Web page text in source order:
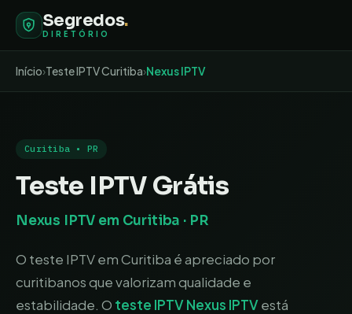
Segredos.
DIRETÓRIO
Início›Teste IPTVCuritiba›Nexus IPTV
Curitiba• PR
Teste IPTV Grátis
Nexus IPTV em Curitiba · PR
O teste IPTV em Curitiba é apreciado por
curitibanos que valorizam qualidade e
estabilidade. O teste IPTVNexus IPTVestá